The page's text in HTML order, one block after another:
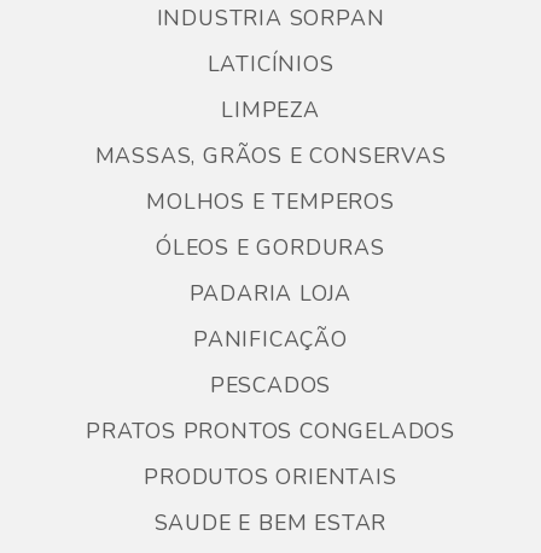
INDUSTRIA SORPAN
LATICÍNIOS
LIMPEZA
MASSAS, GRÃOS E CONSERVAS
MOLHOS E TEMPEROS
ÓLEOS E GORDURAS
PADARIA LOJA
PANIFICAÇÃO
PESCADOS
PRATOS PRONTOS CONGELADOS
PRODUTOS ORIENTAIS
SAUDE E BEM ESTAR